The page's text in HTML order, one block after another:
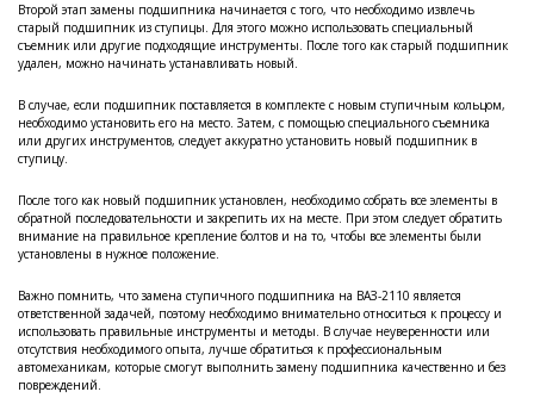
Второй этап замены подшипника начинается с того, что необходимо извлечь
старый подшипник из ступицы. Для этого можно использовать специальный
съемник или другие подходящие инструменты. После того как старый подшипник
удален, можно начинать устанавливать новый.
В случае, если подшипник поставляется в комплекте с новым ступичным кольцом,
необходимо установить его на место. Затем, с помощью специального съемника
или других инструментов, следует аккуратно установить новый подшипник в
ступицу.
После того как новый подшипник установлен, необходимо собрать все элементы в
обратной последовательности и закрепить их на месте. При этом следует обратить
внимание на правильное крепление болтов и на то, чтобы все элементы были
установлены в нужное положение.
Важно помнить, что замена ступичного подшипника на ВАЗ-2110 является
ответственной задачей, поэтому необходимо внимательно относиться к процессу и
использовать правильные инструменты и методы. В случае неуверенности или
отсутствия необходимого опыта, лучше обратиться к профессиональным
автомеханикам, которые смогут выполнить замену подшипника качественно и без
повреждений.